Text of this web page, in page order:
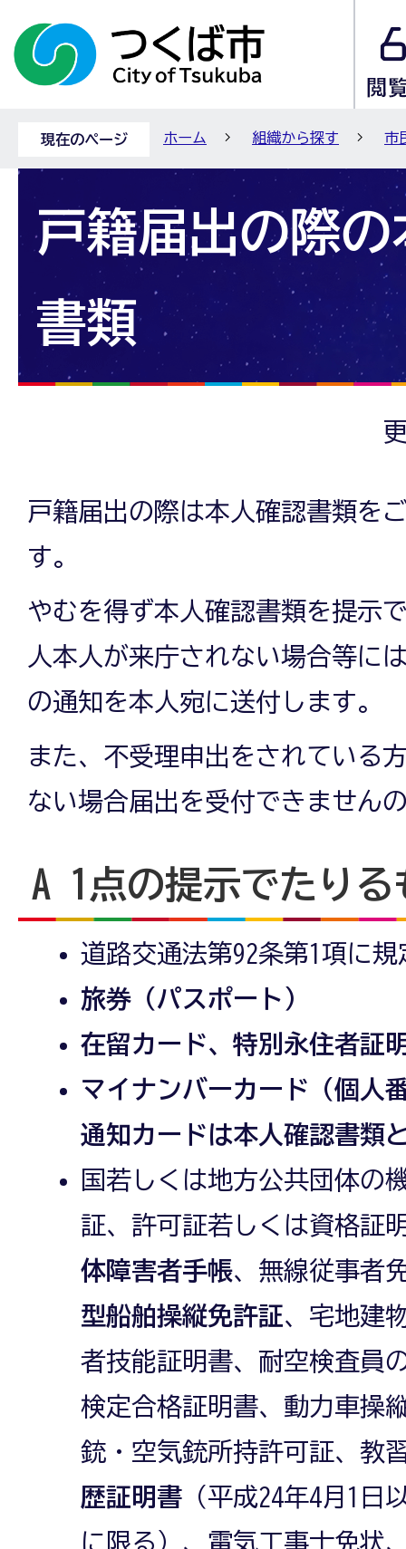
現在のページ ホーム 組織から探す 市
戸籍届出の際の
書類
戸籍届出の際は本人確認書類を
す。
やむを得ず本人確認書類を提示
人本人が来庁されない場合等に
の通知を本人宛に送付します。
また、不受理申出をされている
ない場合届出を受付できません
A 1点の提示でたりる
道路交通法第92条第1項に規
旅券（パスポート）
在留カード、特別永住者証
マイナンバーカード（個人
通知カードは本人確認書類
国若しくは地方公共団体の
証、許可証若しくは資格証
体障害者手帳、無線従事者
型船舶操縦免許証、宅地建
者技能証明書、耐空検査員
検定合格証明書、動力車操
銃・空気銃所持許可証、教
歴証明書 （平成24年4月1日
に限る）、電気工事士免状